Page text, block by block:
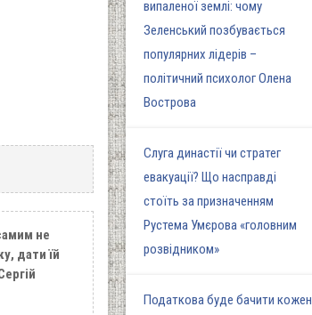
не
дати їй
випаленої землі: чому
Зеленський позбувається
популярних лідерів –
політичний психолог Олена
Вострова
Слуга династії чи стратег
евакуації? Що насправді
стоїть за призначенням
Рустема Умєрова «головним
розвідником»
Податкова буде бачити кожен